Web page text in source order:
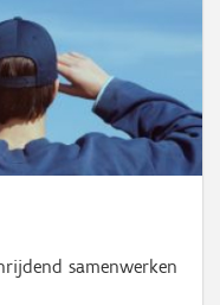
samenwerken